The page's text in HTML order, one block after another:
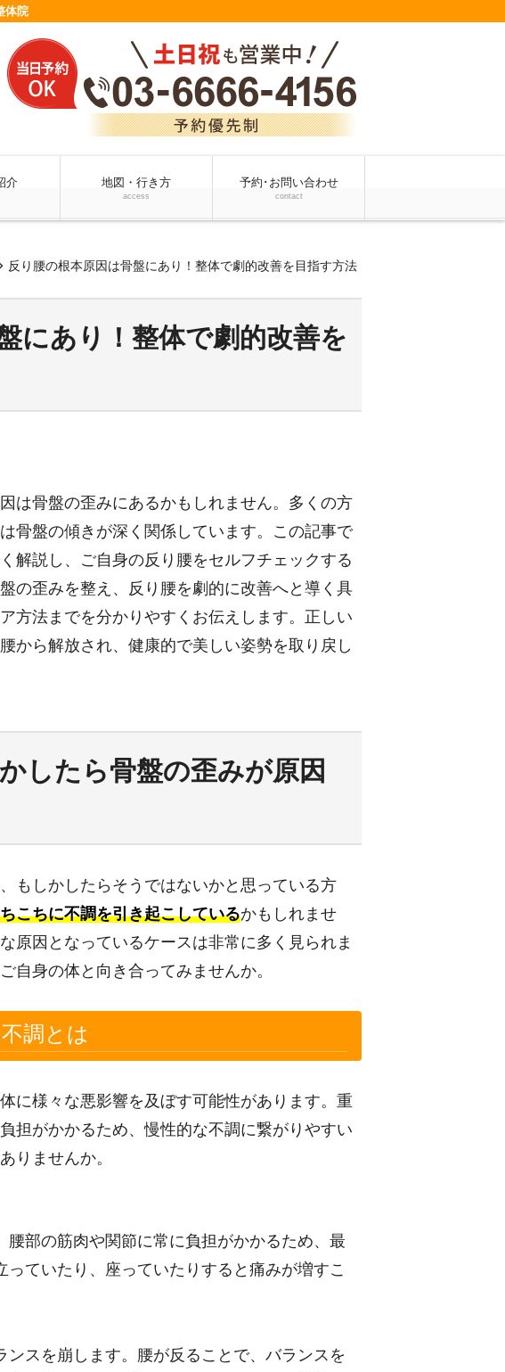
体院
介 地図・行き方
access
予約･お問い合わせ
contact
反り腰の根本原因は骨盤にあり！整体で劇的改善を目指す方法
にあり！整体で劇的改善を
は骨盤の歪みにあるかもしれません。多くの方
骨盤の傾きが深く関係しています。この記事で
解説し、ご自身の反り腰をセルフチェックする
の歪みを整え、反り腰を劇的に改善へと導く具
方法までを分かりやすくお伝えします。正しい
から解放され、健康的で美しい姿勢を取り戻し
したら骨盤の歪みが原因
もしかしたらそうではないかと思っている方
こちに不調を引き起こしているかもしれませ
原因となっているケースは非常に多く見られま
自身の体と向き合ってみませんか。
調とは
に様々な悪影響を及ぼす可能性があります。重
担がかかるため、慢性的な不調に繋がりやすい
りませんか。
腰部の筋肉や関節に常に負担がかかるため、最
ていたり、座っていたりすると痛みが増すこ
ンスを崩します。腰が反ることで、バランスを